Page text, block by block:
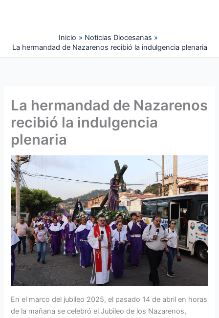
Inicio
Noticias Diocesanas
La hermandad de Nazarenos recibió la indulgencia plenaria
La hermandad de Nazarenos
recibió la indulgencia
plenaria
En el marco del jubileo 2025, el pasado 14 de abril en horas
de la mañana se celebró el Jubileo de los Nazarenos,